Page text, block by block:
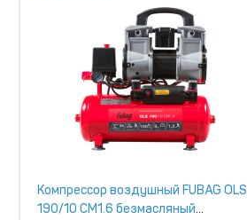
Компрессор воздушный FUBAG OLS
190/10 CM1.6 безмасляный